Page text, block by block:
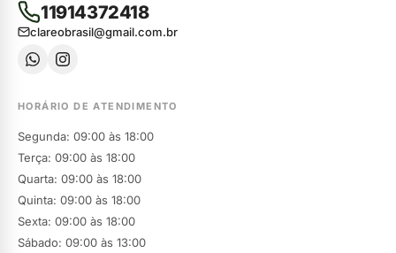
11914372418
clareobrasil@gmail.com.br
HORÁRIO DE ATENDIMENTO
Segunda: 09:00 às 18:00
Terça: 09:00 às 18:00
Quarta: 09:00 às 18:00
Quinta: 09:00 às 18:00
Sexta: 09:00 às 18:00
Sábado: 09:00 às 13:00